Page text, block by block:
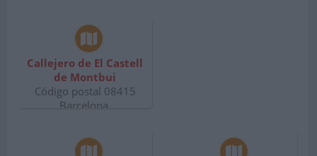
Callejero de El Castell
de Montbui
Código postal 08415
Barcelona.